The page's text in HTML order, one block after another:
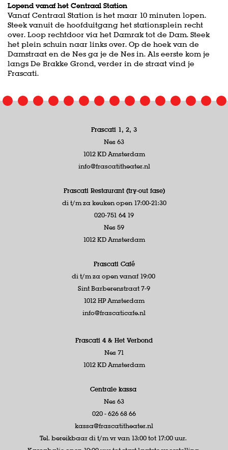
Lopend vanaf het Centraal Station
Vanaf Centraal Station is het maar 10 minuten lopen.
Steek vanuit de hoofduitgang het stationsplein recht
over. Loop rechtdoor via het Damrak tot de Dam. Steek
het plein schuin naar links over. Op de hoek van de
Damstraat en de Nes ga je de Nes in. Als eerste kom je
langs De Brakke Grond, verder in de straat vind je
Frascati.
Frascati 1, 2, 3
Nes 63
1012 KD Amsterdam
info@frascatitheater.nl
Frascati Restaurant (try-out fase)
di t/m za keuken open 17:00-21:30
020-751 64 19
Nes 59
1012 KD Amsterdam
Frascati Café
di t/m za open vanaf 19:00
Sint Barberenstraat 7-9
1012 HP Amsterdam
info@frascaticafe.nl
Frascati 4 & Het Verbond
Nes 71
1012 KD Amsterdam
Centrale kassa
Nes 63
020 - 626 68 66
kassa@frascatitheater.nl
Tel. bereikbaar di t/m vr van 13:00 tot 17:00 uur.